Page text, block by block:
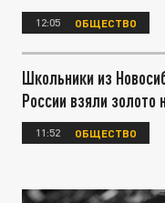
12:05 ОБЩЕСТВО
Школьники из
России взяли
11:52 ОБЩЕСТВО